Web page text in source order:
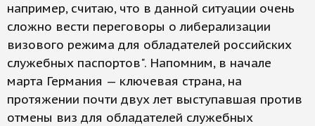
например, считаю, что в данной ситуации очень
сложно вести переговоры о либерализации
визового режима для обладателей российских
служебных паспортов". Напомним, в начале
марта Германия — ключевая страна, на
протяжении почти двух лет выступавшая против
отмены виз для обладателей служебных